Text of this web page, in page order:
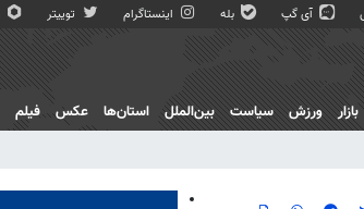
آی گپ بله اینستاگرام توییتر
بازار ورزش سیاست بین‌الملل استان‌ها عکس فیلم